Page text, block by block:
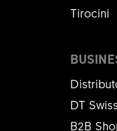
Tirocini
DT
B2B